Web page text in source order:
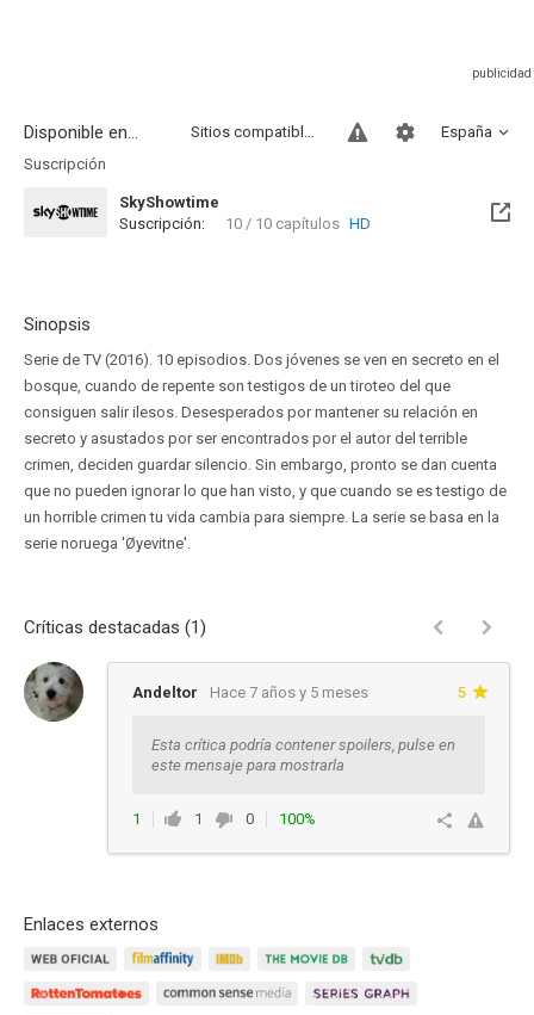
Disponible en... España
Sitios compatibles
Suscripción
SkyShowtime
Disponible hasta el Jue, 05 Ago 2027 (Quedan 11 meses)
Suscripción: 10 / 10 capítulos HD
Sinopsis
Serie de TV (2016). 10 episodios. Dos jóvenes se ven en secreto en el
bosque, cuando de repente son testigos de un tiroteo del que
consiguen salir ilesos. Desesperados por mantener su relación en
secreto y asustados por ser encontrados por el autor del terrible
crimen, deciden guardar silencio. Sin embargo, pronto se dan cuenta
que no pueden ignorar lo que han visto, y que cuando se es testigo de
un horrible crimen tu vida cambia para siempre. La serie se basa en la
serie noruega 'Øyevitne'.
Críticas destacadas (1)
Andeltor Hace 7 años y 5 meses 5
Esta crítica podría contener spoilers, pulse en
este mensaje para mostrarla
1 1 0
100%
Enlaces externos